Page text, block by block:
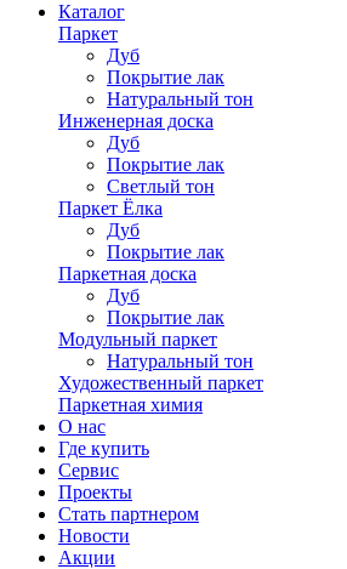
Каталог
Паркет
Дуб
Покрытие лак
Натуральный тон
Инженерная доска
Дуб
Покрытие лак
Светлый тон
Паркет Ёлка
Дуб
Покрытие лак
Паркетная доска
Дуб
Покрытие лак
Модульный паркет
Натуральный тон
Художественный паркет
Паркетная химия
О нас
Где купить
Сервис
Проекты
Стать партнером
Новости
Акции